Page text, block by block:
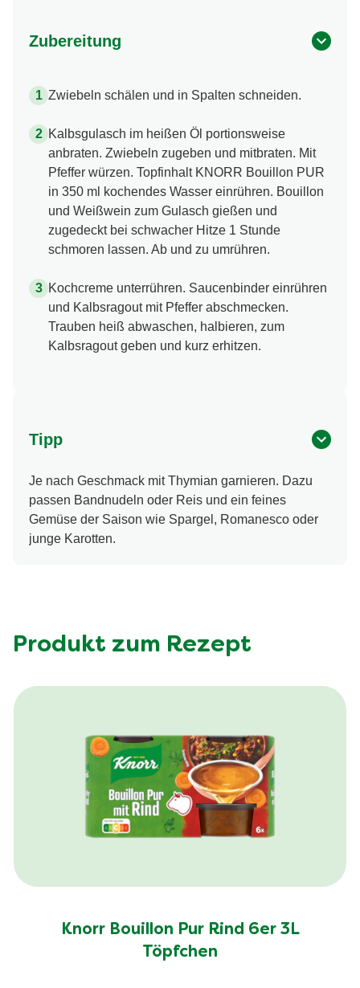
Zubereitung
Zwiebeln schälen und in Spalten schneiden.
Kalbsgulasch im heißen Öl portionsweise
anbraten. Zwiebeln zugeben und mitbraten. Mit
Pfeffer würzen. Topfinhalt KNORR Bouillon PUR
in 350 ml kochendes Wasser einrühren. Bouillon
und Weißwein zum Gulasch gießen und
zugedeckt bei schwacher Hitze 1 Stunde
schmoren lassen. Ab und zu umrühren.
Kochcreme unterrühren. Saucenbinder einrühren
und Kalbsragout mit Pfeffer abschmecken.
Trauben heiß abwaschen, halbieren, zum
Kalbsragout geben und kurz erhitzen.
Tipp
Je nach Geschmack mit Thymian garnieren. Dazu
passen Bandnudeln oder Reis und ein feines
Gemüse der Saison wie Spargel, Romanesco oder
junge Karotten.
Produkt zum Rezept
Knorr Bouillon Pur Rind 6er 3L
Töpfchen